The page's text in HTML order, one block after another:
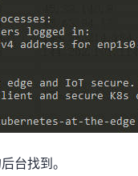
台找到。